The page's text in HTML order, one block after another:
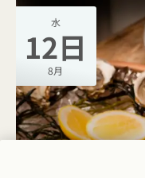
水
12日
8月